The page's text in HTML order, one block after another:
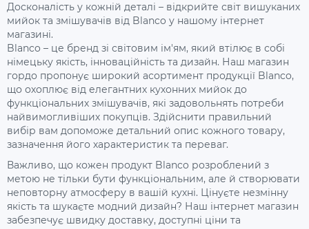
Досконалість у кожній деталі – відкрийте світ вишуканих
мийок та змішувачів від Blanco у нашому інтернет
магазині.
Blanco – це бренд зі світовим ім'ям, який втілює в собі
німецьку якість, інноваційність та дизайн. Наш магазин
гордо пропонує широкий асортимент продукції Blanco,
що охоплює від елегантних кухонних мийок до
функціональних змішувачів, які задовольнять потреби
найвимогливіших покупців. Здійснити правильний
вибір вам допоможе детальний опис кожного товару,
зазначення його характеристик та переваг.
Важливо, що кожен продукт Blanco розроблений з
метою не тільки бути функціональним, але й створювати
неповторну атмосферу в вашій кухні. Цінуєте незмінну
якість та шукаєте модний дизайн? Наш інтернет магазин
забезпечує швидку доставку, доступні ціни та